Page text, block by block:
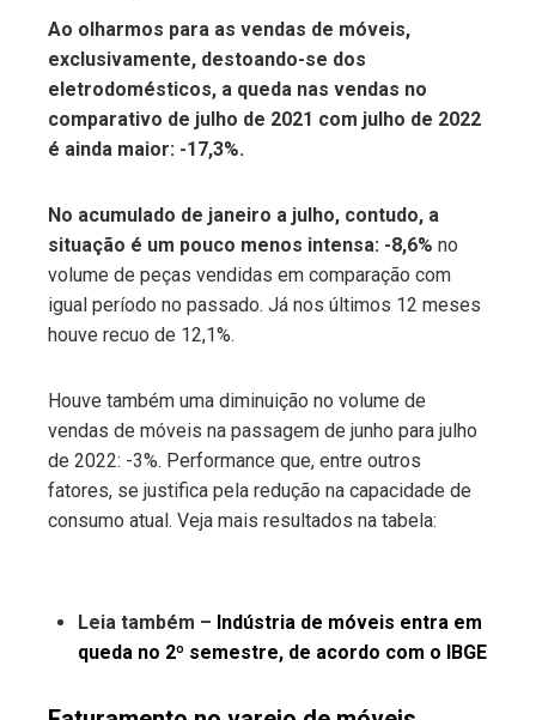
Ao olharmos para as vendas de móveis,
exclusivamente, destoando-se dos
eletrodomésticos, a queda nas vendas no
comparativo de julho de 2021 com julho de 2022
é ainda maior: -17,3%.
No acumulado de janeiro a julho, contudo, a
situação é um pouco menos intensa: -8,6% no
volume de peças vendidas em comparação com
igual período no passado. Já nos últimos 12 meses
houve recuo de 12,1%.
Houve também uma diminuição no volume de
vendas de móveis na passagem de junho para julho
de 2022: -3%. Performance que, entre outros
fatores, se justifica pela redução na capacidade de
consumo atual. Veja mais resultados na tabela:
Leia também – Indústria de móveis entra em
queda no 2º semestre, de acordo com o IBGE